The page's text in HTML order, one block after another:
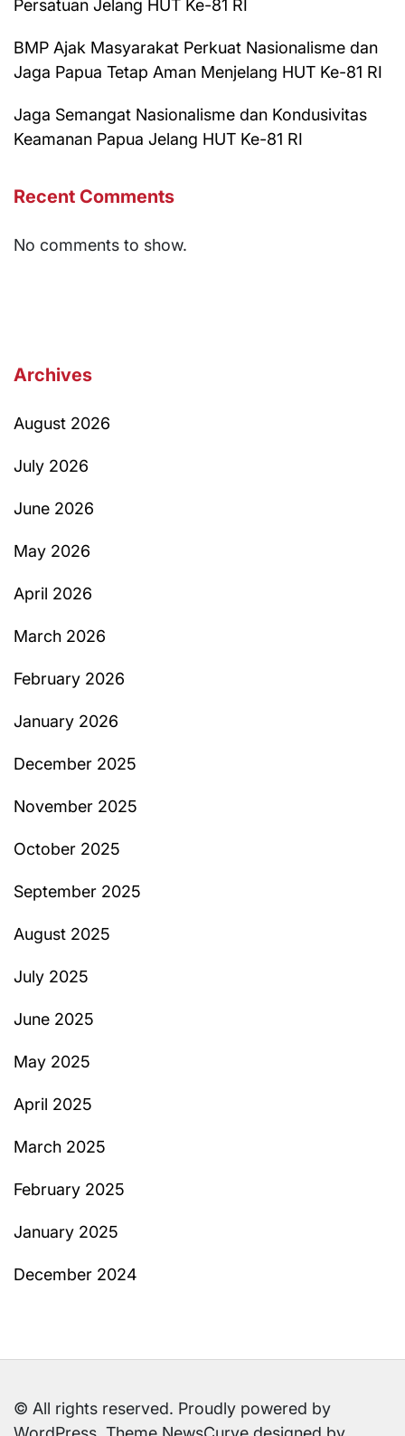
Persatuan Jelang HUT Ke-81 RI
BMP Ajak Masyarakat Perkuat Nasionalisme dan
Jaga Papua Tetap Aman Menjelang HUT Ke-81 RI
Jaga Semangat Nasionalisme dan Kondusivitas
Keamanan Papua Jelang HUT Ke-81 RI
Recent Comments
No comments to show.
Archives
August 2026
July 2026
June 2026
May 2026
April 2026
March 2026
February 2026
January 2026
December 2025
November 2025
October 2025
September 2025
August 2025
July 2025
June 2025
May 2025
April 2025
March 2025
February 2025
January 2025
December 2024
© All rights reserved. Proudly powered by